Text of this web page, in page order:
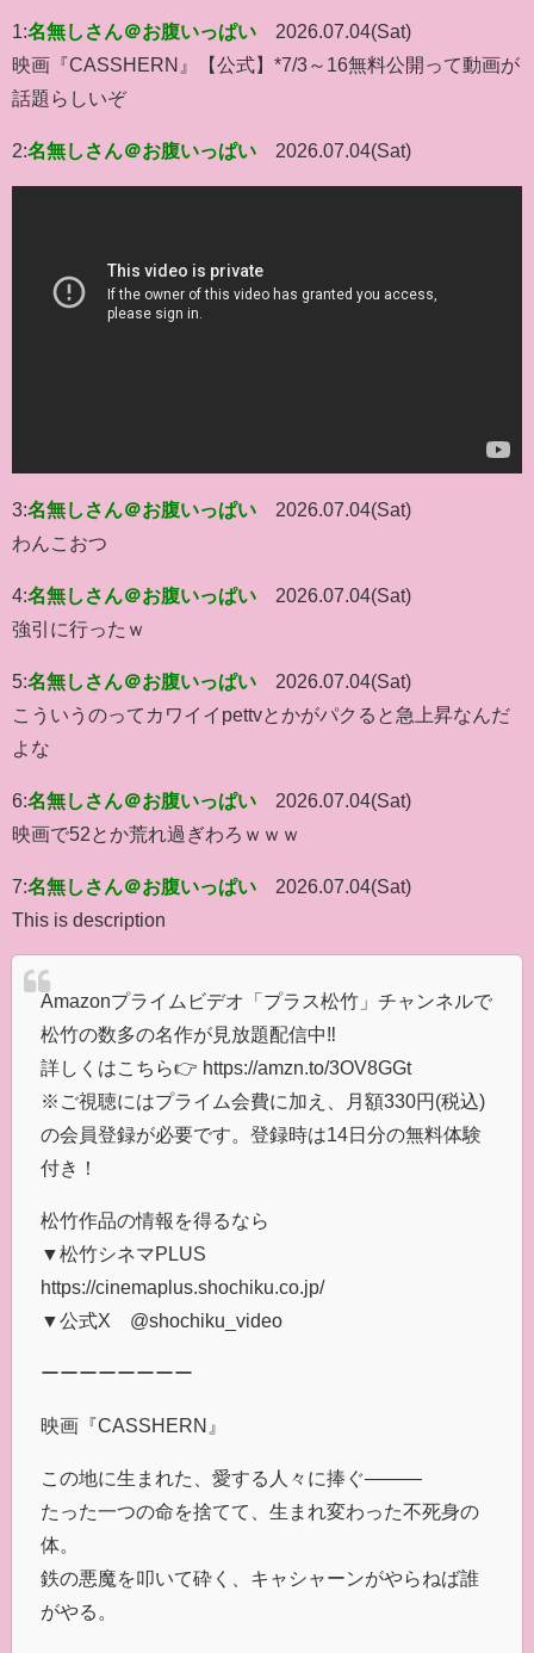
1:名無しさん＠お腹いっぱい
2026.07.04(Sat)
映画『CASSHERN』【公式】*7/3～16無料公開って動画が
話題らしいぞ
2:名無しさん＠お腹いっぱい 2026.07.04(Sat)
3:名無しさん＠お腹いっぱい
2026.07.04(Sat)
わんこおつ
4:名無しさん＠お腹いっぱい
2026.07.04(Sat)
強引に行ったｗ
5:名無しさん＠お腹いっぱい
2026.07.04(Sat)
こういうのってカワイイpettvとかがパクると急上昇なんだ
よな
6:名無しさん＠お腹いっぱい
2026.07.04(Sat)
映画で52とか荒れ過ぎわろｗｗｗ
7:名無しさん＠お腹いっぱい
2026.07.04(Sat)
This is description
Amazonプライムビデオ「プラス松竹」チャンネルで
松竹の数多の名作が見放題配信中‼️
詳しくはこちら👉 https://amzn.to/3OV8GGt
※ご視聴にはプライム会費に加え、月額330円(税込)
の会員登録が必要です。登録時は14日分の無料体験
付き！
松竹作品の情報を得るなら
▼松竹シネマPLUS
https://cinemaplus.shochiku.co.jp/
▼公式X @shochiku_video
ーーーーーーーー
映画『CASSHERN』
この地に生まれた、愛する人々に捧ぐ―――
たった一つの命を捨てて、生まれ変わった不死身の
体。
鉄の悪魔を叩いて砕く、キャシャーンがやらねば誰
がやる。